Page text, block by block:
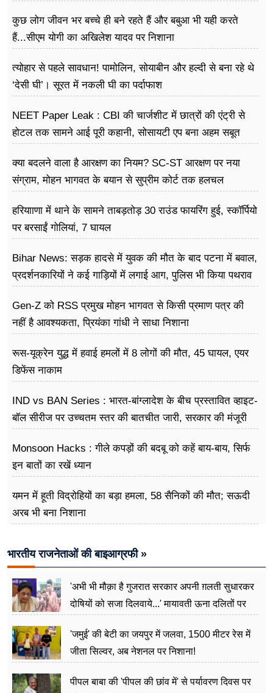
कुछ लोग जीवन भर बच्चे ही बने रहते हैं और बबुआ भी यही करते
हैं...सीएम योगी का अखिलेश यादव पर निशाना
त्योहार से पहले सावधान! पामोलिन, सोयाबीन और हल्दी से बना रहे थे
‘देसी घी’। सूरत में नकली घी का पर्दाफाश
NEET Paper Leak : CBI की चार्जशीट में छात्रों की एंट्री से
होटल तक सामने आई पूरी कहानी, सोसायटी एप बना अहम सबूत
क्या बदलने वाला है आरक्षण का नियम? SC-ST आरक्षण पर नया
संग्राम, मोहन भागवत के बयान से सुप्रीम कोर्ट तक हलचल
हरियााणा में थाने के सामने ताबड़तोड़ 30 राउंड फायरिंग हुई, स्कॉर्पियो
पर बरसाईं गोलियां, 7 घायल
Bihar News: सड़क हादसे में युवक की मौत के बाद पटना में बवाल,
प्रदर्शनकारियों ने कई गाड़ियों में लगाई आग, पुलिस भी किया पथराव
Gen-Z को RSS प्रमुख मोहन भागवत से किसी प्रमाण पत्र की
नहीं है आवश्यकता, प्रियंका गांधी ने साधा निशाना
रूस-यूक्रेन युद्ध में हवाई हमलों में 8 लोगों की मौत, 45 घायल, एयर
डिफेंस नाकाम
IND vs BAN Series : भारत-बांग्लादेश के बीच प्रस्तावित व्हाइट-
बॉल सीरीज पर उच्चतम स्तर की बातचीत जारी, सरकार की मंजूरी
Monsoon Hacks : गीले कपड़ों की बदबू को कहें बाय-बाय, सिर्फ
इन बातों का रखें ध्यान
यमन में हूती विद्रोहियों का बड़ा हमला, 58 सैनिकों की मौत; सऊदी
अरब भी बना निशाना
भारतीय राजनेताओं की बाइआग्रफी »
'अभी भी मौक़ा है गुजरात सरकार अपनी ग़लती सुधारकर
दोषियों को सजा दिलवाये...' मायावती ऊना दलितों पर
'जमुई' की बेटी का जयपुर में जलवा, 1500 मीटर रेस में
जीता सिल्वर, अब नेशनल पर निशाना!
पीपल बाबा की 'पीपल की छांव में' से पर्यावरण दिवस पर